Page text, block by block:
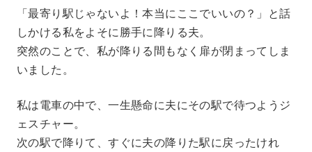
「最寄り駅じゃないよ！本当にここでいいの？」と話
しかける私をよそに勝手に降りる夫。
突然のことで、私が降りる間もなく扉が閉まってしま
いました。
私は電車の中で、一生懸命に夫にその駅で待つようジ
ェスチャー。
次の駅で降りて、すぐに夫の降りた駅に戻ったけれ